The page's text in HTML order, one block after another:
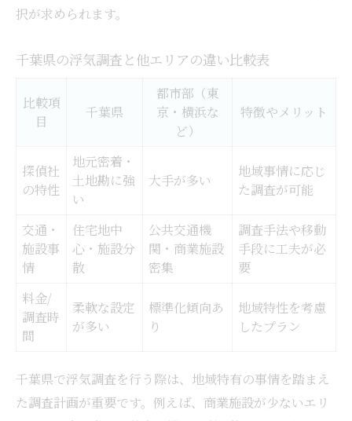
択が求められます。
千葉県の浮気調査と他エリアの違い比較表
比較項
目
千葉県
都市部（東
京・横浜な
ど）
特徴やメリット
探偵社
の特性
地元密着・
土地勘に強
い
大手が多い
地域事情に応じ
た調査が可能
交通・
施設事
情
住宅地中
心・施設分
散
公共交通機
関・商業施設
密集
調査手法や移動
手段に工夫が必
要
料金/
調査時
間
柔軟な設定
が多い
標準化傾向あ
り
地域特性を考慮
したプラン
千葉県で浮気調査を行う際は、地域特有の事情を踏まえ
た調査計画が重要です。例えば、商業施設が少ないエリ